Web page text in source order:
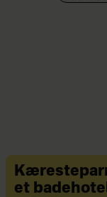
Aktuel
bliver
et